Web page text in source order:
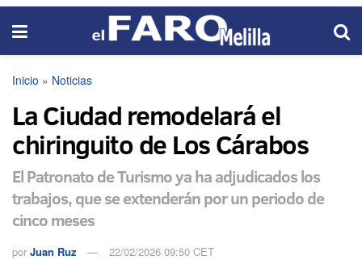
Inicio » Noticias
La Ciudad remodelará el
chiringuito de Los Cárabos
El Patronato de Turismo ya ha adjudicados los
trabajos, que se extenderán por un periodo de
cinco meses
por Juan Ruz 22/02/2026 09:50 CET